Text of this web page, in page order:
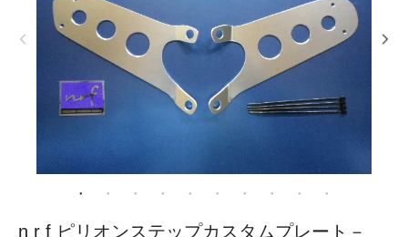
n r f ピリオンステップカスタムプレート－